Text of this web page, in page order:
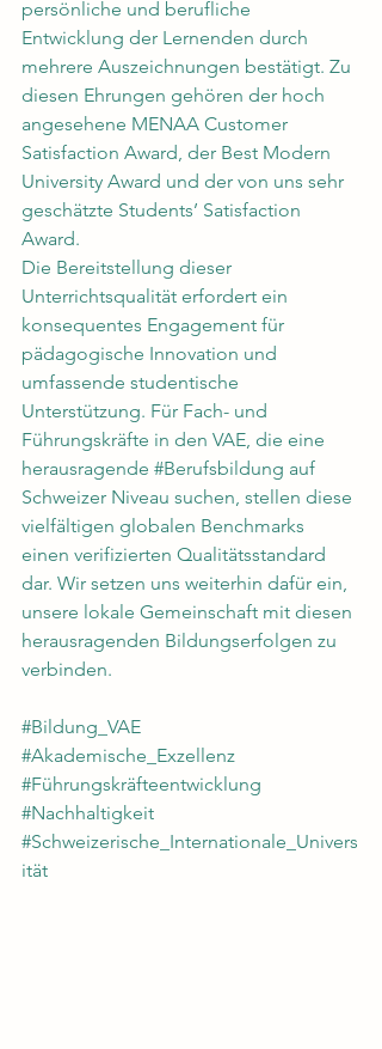
persönliche und berufliche
Entwicklung der Lernenden durch
mehrere Auszeichnungen bestätigt. Zu
diesen Ehrungen gehören der hoch
angesehene MENAA Customer
Satisfaction Award, der Best Modern
University Award und der von uns sehr
geschätzte Students’ Satisfaction
Award.
Die Bereitstellung dieser
Unterrichtsqualität erfordert ein
konsequentes Engagement für
pädagogische Innovation und
umfassende studentische
Unterstützung. Für Fach- und
Führungskräfte in den VAE, die eine
herausragende #Berufsbildung auf
Schweizer Niveau suchen, stellen diese
vielfältigen globalen Benchmarks
einen verifizierten Qualitätsstandard
dar. Wir setzen uns weiterhin dafür ein,
unsere lokale Gemeinschaft mit diesen
herausragenden Bildungserfolgen zu
verbinden.
#Bildung_VAE
#Akademische_Exzellenz
#Führungskräfteentwicklung
#Nachhaltigkeit
#Schweizerische_Internationale_Univers
ität